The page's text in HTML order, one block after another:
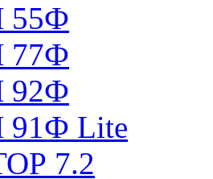
55Ф
77Ф
92Ф
Lite
7.2